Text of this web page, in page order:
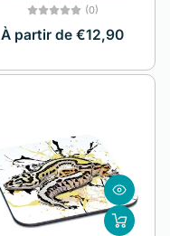
Prix: élevé à faible
récente à la plus
ancienne
(0)
À partir de €12,90